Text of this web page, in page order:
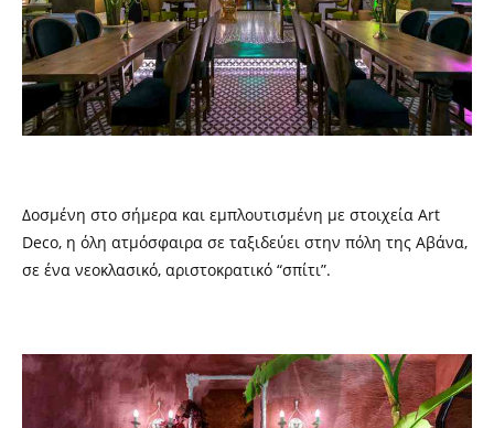
Δοσμένη στο σήμερα και εμπλουτισμένη με στοιχεία Art
Deco, η όλη ατμόσφαιρα σε ταξιδεύει στην πόλη της Αβάνα,
σε ένα νεοκλασικό, αριστοκρατικό “σπίτι”.